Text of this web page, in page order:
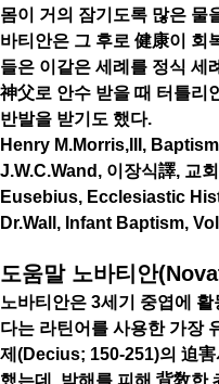
몸이 거의 잠기도록 많은 물
바티안은 그 후로 健康이 회
들은 이같은 세례를 정식 세
神父로 안수 받을 때 터틀리
반발을 받기도 했다.
Henry M.Morris,III,
J.W.C.Wand, 이장식譯, 교
Eusebius, Ecclesiastic
Dr.Wall, Infant Baptism,
도움말 노바티안
노바티안은 3세기 중엽에
다는 라틴어를 사용한 가장
제(Decius; 150-251)의 迫